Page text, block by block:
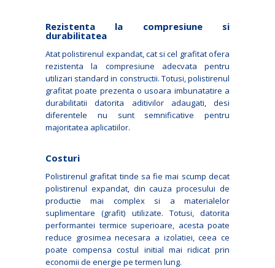
Rezistenta la compresiune si
durabilitatea
Atat polistirenul expandat, cat si cel grafitat ofera
rezistenta la compresiune adecvata pentru
utilizari standard in constructii. Totusi, polistirenul
grafitat poate prezenta o usoara imbunatatire a
durabilitatii datorita aditivilor adaugati, desi
diferentele nu sunt semnificative pentru
majoritatea aplicatiilor.
Costuri
Polistirenul grafitat tinde sa fie mai scump decat
polistirenul expandat, din cauza procesului de
productie mai complex si a materialelor
suplimentare (grafit) utilizate. Totusi, datorita
performantei termice superioare, acesta poate
reduce grosimea necesara a izolatiei, ceea ce
poate compensa costul initial mai ridicat prin
economii de energie pe termen lung.